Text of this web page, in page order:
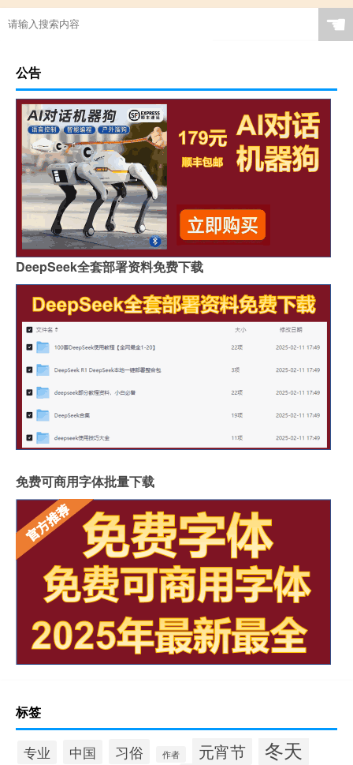
☚
公告
DeepSeek全套部署资料免费下载
免费可商用字体批量下载
标签
专业 中国 习俗 作者 元宵节 冬天